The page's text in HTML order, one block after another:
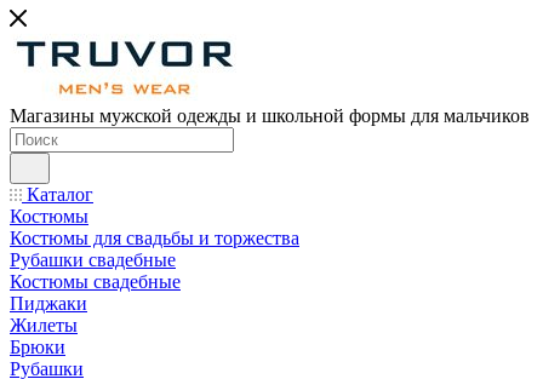
Магазины мужской одежды и школьной формы для мальчиков
Каталог
Костюмы
Костюмы для свадьбы и торжества
Рубашки свадебные
Костюмы свадебные
Пиджаки
Жилеты
Брюки
Рубашки